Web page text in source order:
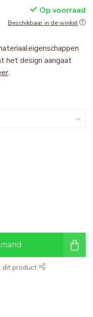
Op voorraad
Beschikbaar in de winkel
het design aangaat
.
dit product